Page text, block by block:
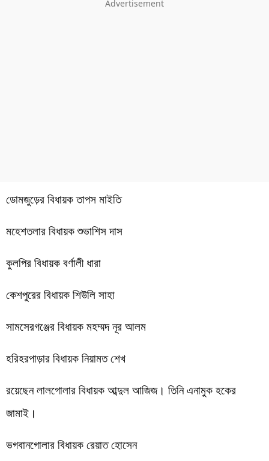
ডোমজুড়ের বিধায়ক তাপস মাইতি
মহেশতলার বিধায়ক শুভাশিস দাস
কুলপির বিধায়ক বর্ণালী ধারা
কেশপুরের বিধায়ক শিউলি সাহা
সামসেরগঞ্জের বিধায়ক মহম্মদ নূর আলম
হরিহরপাড়ার বিধায়ক নিয়ামত শেখ
রয়েছেন লালগোলার বিধায়ক আব্দুল আজিজ। তিনি এনামুক হকের
জামাই।
ভগবানগোলার বিধায়ক রেয়াত হোসেন